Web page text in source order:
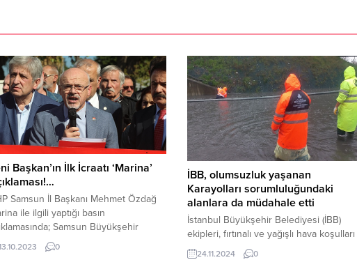
Başkan’ın İlk İcraatı ‘Marina’
Samsun İl Başkanı Mehmet Özdağ
ile ilgili yaptığı basın
Samsun Büyükşehir
Başkanı Sayın Mustafa DEMİR
geldiği günden buyana maalesef
0
İBB, olumsuzluk yaşanan
Karayolları sorumluluğundaki
alanlara da müdahale etti
İstanbul Büyükşehir Belediyesi (İBB)
ekipleri, fırtınalı ve yağışlı hava koşulları
sebebiyle yaşanan olumsuzluklarda,
24.11.2024 0